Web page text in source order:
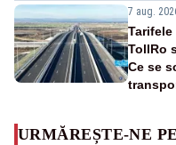
7 aug.
TollRo
Ce se
URMĂREȘTE-NE PE